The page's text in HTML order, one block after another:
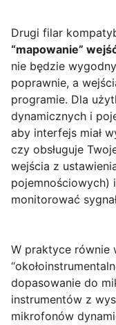
Drugi filar
“mapowanie”
nie będzie
poprawnie, a
programie. Dla
dynamicznych i
aby interfejs miał
czy obsługuje
wejścia z
pojemnościowych)
monitorować
W praktyce równie
dopasowanie do
instrumentów z
mikrofonów